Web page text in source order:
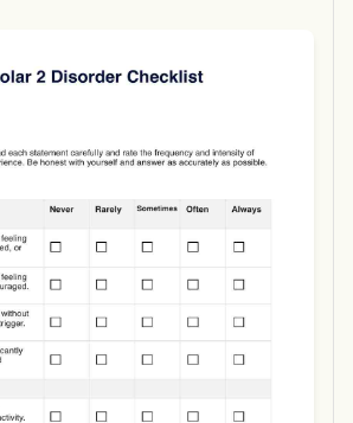
Use Template
Download